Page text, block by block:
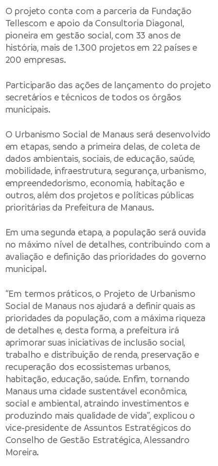
O projeto conta com a parceria da Fundação
Tellescom e apoio da Consultoria Diagonal,
pioneira em gestão social, com 33 anos de
história, mais de 1.300 projetos em 22 países e
200 empresas.
Participarão das ações de lançamento do projeto
secretários e técnicos de todos os órgãos
municipais.
O Urbanismo Social de Manaus será desenvolvido
em etapas, sendo a primeira delas, de coleta de
dados ambientais, sociais, de educação, saúde,
mobilidade, infraestrutura, segurança, urbanismo,
empreendedorismo, economia, habitação e
outros, além dos projetos e políticas públicas
prioritárias da Prefeitura de Manaus.
Em uma segunda etapa, a população será ouvida
no máximo nível de detalhes, contribuindo com a
avaliação e definição das prioridades do governo
municipal.
“Em termos práticos, o Projeto de Urbanismo
Social de Manaus nos ajudará a definir quais as
prioridades da população, com a máxima riqueza
de detalhes e, desta forma, a prefeitura irá
aprimorar suas iniciativas de inclusão social,
trabalho e distribuição de renda, preservação e
recuperação dos ecossistemas urbanos,
habitação, educação, saúde. Enfim, tornando
Manaus uma cidade sustentável econômica,
social e ambiental, atraindo investimentos e
produzindo mais qualidade de vida”, explicou o
vice-presidente de Assuntos Estratégicos do
Conselho de Gestão Estratégica, Alessandro
Moreira.